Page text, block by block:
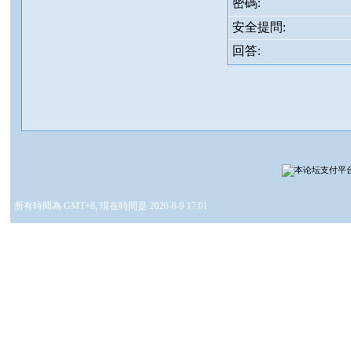
密碼:
安全提問:
回答:
所有時間為 GMT+8, 現在時間是 2026-8-9 17:01